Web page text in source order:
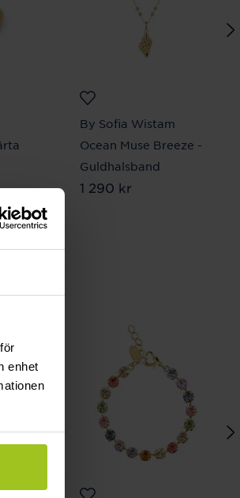
enhet
By Sofia Wistam
Ocean Muse Breeze -
Guldhalsband
Pris:1 290 kr
1 290 kr